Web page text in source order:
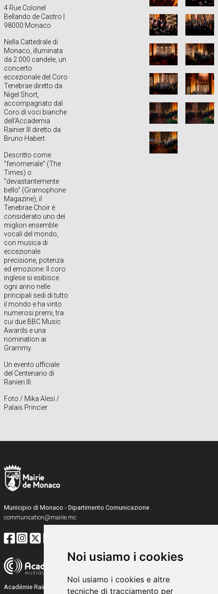
Noi usiamo i cookies
Noi usiamo i cookies e altre
tecniche di tracciamento per
4 Rue Colonel
Bellando de Castro |
98000 Monaco
Nella Cattedrale di
Monaco, illuminata
da 2.000 candele, un
concerto
eccezionale del Coro
Tenebrae diretto da
Nigel Short,
accompagnato dal
Coro di voci bianche
dell'Accademia
Rainier III diretto da
Bruno Habert.
Descritto come
"fenomenale" (The
Times) o
"devastantemente
bello" (Gramophone
Magazine), il
Tenebrae Choir è
considerato uno dei
migliori ensemble
vocali del mondo,
con musica di
eccezionale
precisione, potenza
ed emozione. Il coro
inglese si esibisce
ogni anno nelle
principali sedi di tutto
il mondo e ha vinto
numerosi premi, tra
cui due BBC Music
Awards e una
nomination ai
Grammy.
Un evento ufficiale
del Centenario di
Ranieri III.
Foto / Mika Alesi /
Palais Princier
Municipio di Monaco - Dipartimento Comunicazione
communication@mairie.mc
Académie Rainier III